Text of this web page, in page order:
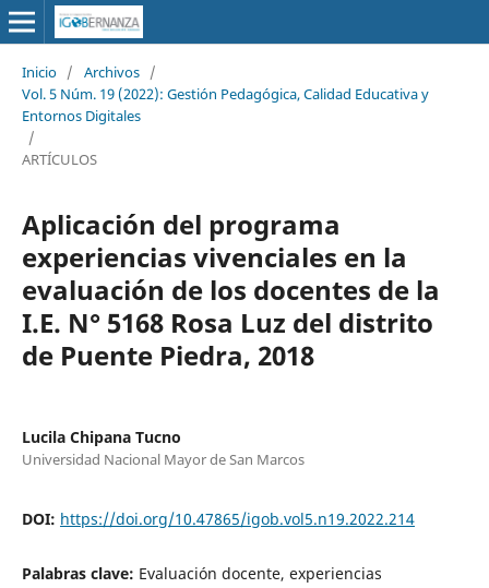
Inicio / Archivos /
Vol. 5 Núm. 19 (2022): Gestión Pedagógica, Calidad Educativa y
Entornos Digitales
/
ARTÍCULOS
Aplicación del programa
experiencias vivenciales en la
evaluación de los docentes de la
I.E. N° 5168 Rosa Luz del distrito
de Puente Piedra, 2018
Lucila Chipana Tucno
Universidad Nacional Mayor de San Marcos
DOI: https://doi.org/10.47865/igob.vol5.n19.2022.214
Palabras clave: Evaluación docente, experiencias